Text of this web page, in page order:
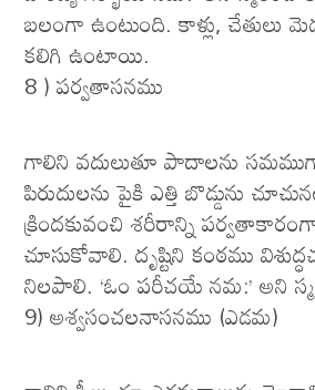
బలంగా ఉంటుంది. కాళ్లు, చేతులు
కలిగి ఉంటాయి.
8 ) పర్వతాసనము
గాలిని వదులుతూ పాదాలను
పిరుదులను పైకి ఎత్తి బొడ్డును
క్రిందకువంచి శరీరాన్ని
చూసుకోవాలి. దృష్టిని కంఠము
నిలపాలి. ‘ఓం పరీచయే నమ:’ అని
9) అశ్వసంచలనాసనము (ఎడమ)